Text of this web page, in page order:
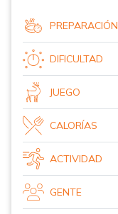
PREPARACIÓN
DIFICULTAD
JUEGO
CALORÍAS
ACTIVIDAD
GENTE